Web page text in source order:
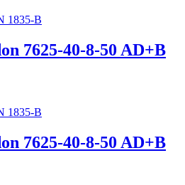
1835-B
7625-40-8-50 AD+B
1835-B
7625-40-8-50 AD+B